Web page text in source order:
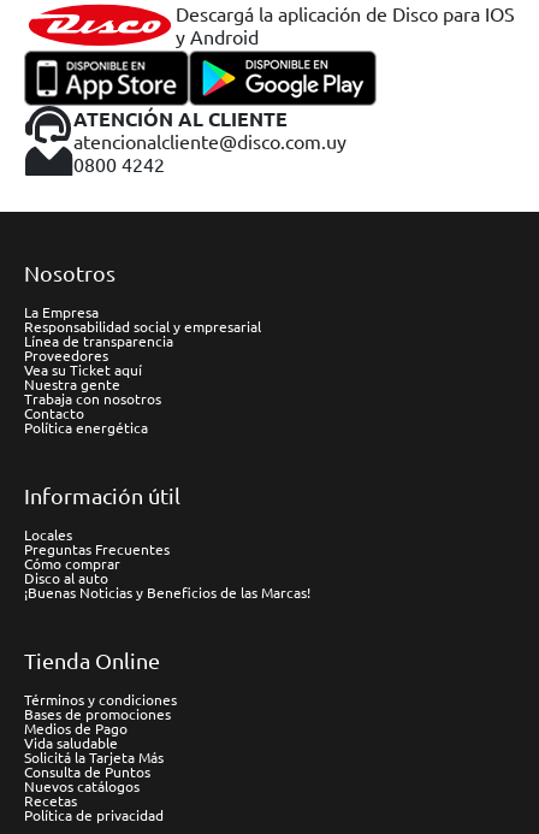
Descargá la aplicación de Disco para IOS
y Android
ATENCIÓN AL CLIENTE
atencionalcliente@disco.com.uy
0800 4242
Nosotros
La Empresa
Responsabilidad social y empresarial
Línea de transparencia
Proveedores
Vea su Ticket aquí
Nuestra gente
Trabaja con nosotros
Contacto
Política energética
Información útil
Locales
Preguntas Frecuentes
Cómo comprar
Disco al auto
¡Buenas Noticias y Beneficios de las Marcas!
Tienda Online
Términos y condiciones
Bases de promociones
Medios de Pago
Vida saludable
Solicitá la Tarjeta Más
Consulta de Puntos
Nuevos catálogos
Recetas
Política de privacidad